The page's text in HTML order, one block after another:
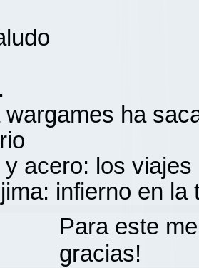
wargames ha
y acero: los viajes
infierno en la
Para este
gracias!